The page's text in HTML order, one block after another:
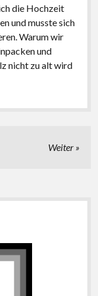
die Hochzeit
und musste sich
Warum wir
und
nicht zu alt wird
Weiter